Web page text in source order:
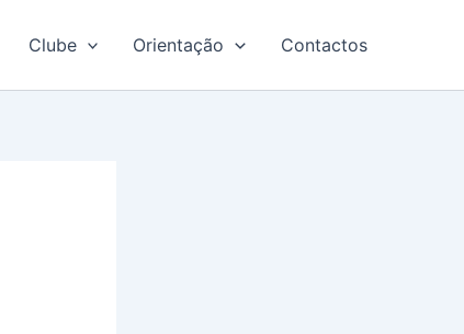
Clube Orientação Contactos